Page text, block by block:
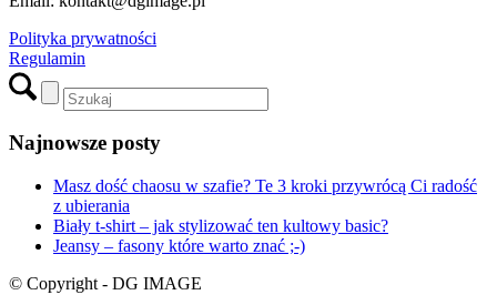
Polityka prywatności
Regulamin
Najnowsze posty
Masz dość chaosu w szafie? Te 3 kroki przywrócą Ci radość
z ubierania
Biały t-shirt – jak stylizować ten kultowy basic?
Jeansy – fasony które warto znać ;-)
© Copyright - DG IMAGE